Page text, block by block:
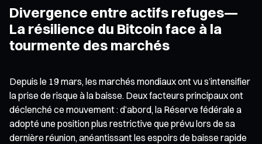
Divergence entre actifs refuges—
La résilience du Bitcoin face à la
tourmente des marchés
Depuis le 19 mars, les marchés mondiaux ont vu s’intensifier
la prise de risque à la baisse. Deux facteurs principaux ont
déclenché ce mouvement : d’abord, la Réserve fédérale a
adopté une position plus restrictive que prévu lors de sa
dernière réunion, anéantissant les espoirs de baisse rapide